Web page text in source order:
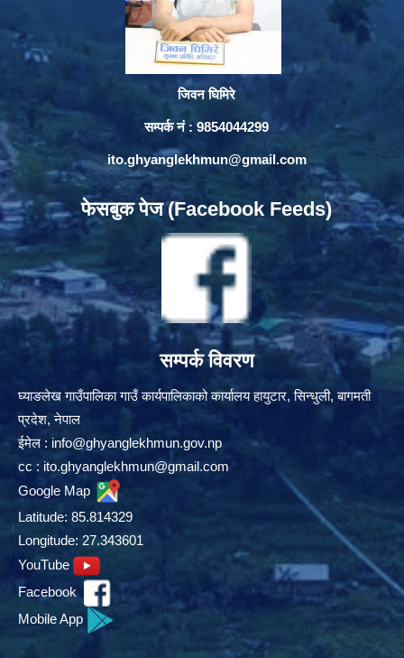
जिवन घिमिरे
सम्पर्क नं : 9854044299
ito.ghyanglekhmun@gmail.com
फेसबुक पेज (Facebook Feeds)
सम्पर्क विवरण
घ्याङलेख गाउँपालिका गाउँ कार्यपालिकाको कार्यालय हायुटार, सिन्धुली, बागमती
प्रदेश, नेपाल
ईमेल : info@ghyanglekhmun.gov.np
cc : ito.ghyanglekhmun@gmail.com
Google Map
Latitude: 85.814329
Longitude: 27.343601
YouTube
Facebook
Mobile App